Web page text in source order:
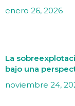
enero 26, 2026
La
bajo una
noviembre 24,